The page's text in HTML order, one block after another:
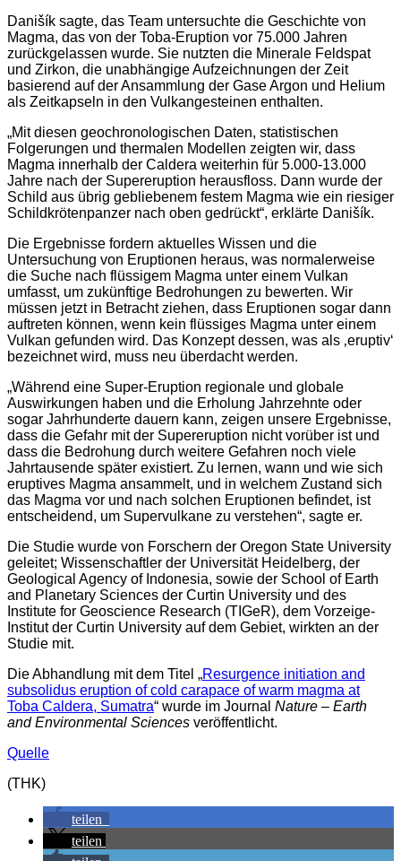
Danišík sagte, das Team untersuchte die Geschichte von
Magma, das von der Toba-Eruption vor 75.000 Jahren
zurückgelassen wurde. Sie nutzten die Minerale Feldspat
und Zirkon, die unabhängige Aufzeichnungen der Zeit
basierend auf der Ansammlung der Gase Argon und Helium
als Zeitkapseln in den Vulkangesteinen enthalten.
„Mit diesen geochronologischen Daten, statistischen
Folgerungen und thermalen Modellen zeigten wir, dass
Magma innerhalb der Caldera weiterhin für 5.000-13.000
Jahre nach der Supereruption herausfloss. Dann wurde der
Schild aus übrig gebliebenem festem Magma wie ein riesiger
Schildkrötenpanzer nach oben gedrückt“, erklärte Danišík.
Die Ergebnisse fordern aktuelles Wissen und die
Untersuchung von Eruptionen heraus, was normalerweise
die Suche nach flüssigem Magma unter einem Vulkan
umfasst, um zukünftige Bedrohungen zu bewerten. Wir
müssen jetzt in Betracht ziehen, dass Eruptionen sogar dann
auftreten können, wenn kein flüssiges Magma unter einem
Vulkan gefunden wird. Das Konzept dessen, was als ‚eruptiv‘
bezeichnet wird, muss neu überdacht werden.
„Während eine Super-Eruption regionale und globale
Auswirkungen haben und die Erholung Jahrzehnte oder
sogar Jahrhunderte dauern kann, zeigen unsere Ergebnisse,
dass die Gefahr mit der Supereruption nicht vorüber ist und
dass die Bedrohung durch weitere Gefahren noch viele
Jahrtausende später existiert. Zu lernen, wann und wie sich
eruptives Magma ansammelt, und in welchem Zustand sich
das Magma vor und nach solchen Eruptionen befindet, ist
entscheidend, um Supervulkane zu verstehen“, sagte er.
Die Studie wurde von Forschern der Oregon State University
geleitet; Wissenschaftler der Universität Heidelberg, der
Geological Agency of Indonesia, sowie der School of Earth
and Planetary Sciences der Curtin University und des
Institute for Geoscience Research (TIGeR), dem Vorzeige-
Institut der Curtin University auf dem Gebiet, wirkten an der
Studie mit.
Die Abhandlung mit dem Titel „Resurgence initiation and
subsolidus eruption of cold carapace of warm magma at
Toba Caldera, Sumatra“ wurde im Journal Nature – Earth
and Environmental Sciences veröffentlicht.
Quelle
(THK)
teilen
teilen